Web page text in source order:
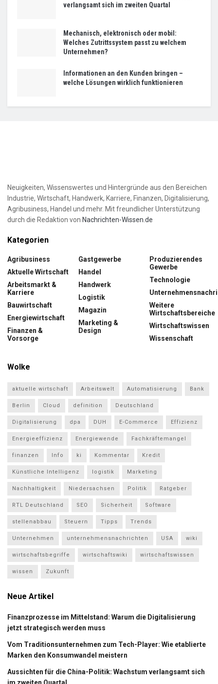
verlangsamt sich im zweiten Quartal
Mechanisch, elektronisch oder mobil:
Welches Zutrittssystem passt zu welchem
Unternehmen?
Informationen an den Kunden bringen –
welche Lösungen wirklich funktionieren
Neuigkeiten, Wissenswertes und Hintergründe aus den Bereichen
Industrie, Wirtschaft, Handwerk, Karriere, Finanzen, Digitalisierung,
Agribusiness, Handel und mehr. Mit freundlicher Unterstützung
durch die Redaktion von Nachrichten-Wissen.de
Kategorien
Agribusiness
Aktuelle Wirtschaft
Arbeitsmarkt &
Karriere
Bauwirtschaft
Energiewirtschaft
Finanzen &
Vorsorge
Gastgewerbe
Handel
Handwerk
Logistik
Magazin
Marketing &
Design
Produzierendes
Gewerbe
Technologie
Weitere
Wirtschaftsbereiche
Wirtschaftswissen
Wissenschaft
Wolke
aktuelle wirtschaft Arbeitswelt Automatisierung Bank
Berlin Cloud definition Deutschland
Digitalisierung dpa DUH E-Commerce Effizienz
Energieeffizienz Energiewende Fachkräftemangel
finanzen Info ki Kommentar Kredit
Künstliche Intelligenz logistik Marketing
Nachhaltigkeit Niedersachsen Politik Ratgeber
RTL Deutschland SEO Sicherheit Software
stellenabbau Steuern Tipps Trends
Unternehmen unternehmensnachrichten USA wiki
wirtschaftsbegriffe wirtschaftswiki wirtschaftswissen
wissen Zukunft
Neue Artikel
Finanzprozesse im Mittelstand: Warum die Digitalisierung
jetzt strategisch werden muss
Vom Traditionsunternehmen zum Tech-Player: Wie etablierte
Marken den Konsumwandel meistern
Aussichten für die China-Politik: Wachstum verlangsamt sich